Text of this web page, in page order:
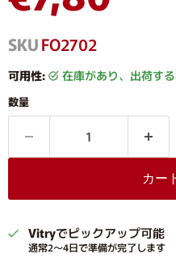
SKUFO2702
可用性: 在庫があり、出荷す
数量
カー
Vitryでピックアップ可能
通常2〜4日で準備が完了します